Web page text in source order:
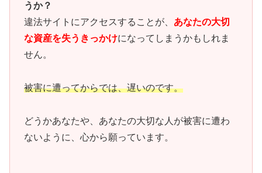
うか？
違法サイトにアクセスすることが、 あなたの大切
な資産を失うきっかけになってしまうかもしれま
せん。
被害に遭ってからでは、遅いのです。
どうかあなたや、あなたの大切な人が被害に遭わ
ないように、心から願っています。